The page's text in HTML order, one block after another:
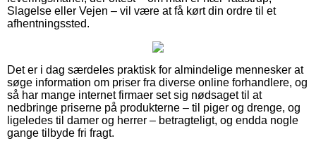
Slagelse eller Vejen – vil være at få kørt din ordre til et
afhentningssted.
Det er i dag særdeles praktisk for almindelige mennesker at
søge information om priser fra diverse online forhandlere, og
så har mange internet firmaer set sig nødsaget til at
nedbringe priserne på produkterne – til piger og drenge, og
ligeledes til damer og herrer – betragteligt, og endda nogle
gange tilbyde fri fragt.